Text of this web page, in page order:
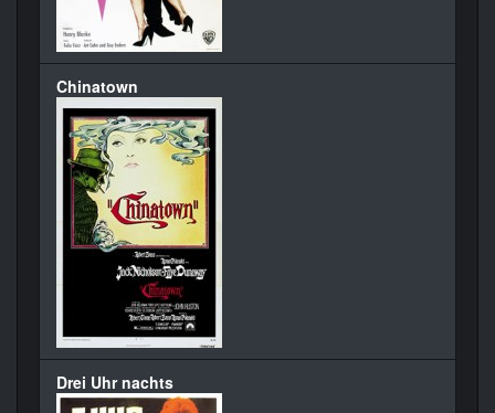
Chinatown
Drei Uhr nachts